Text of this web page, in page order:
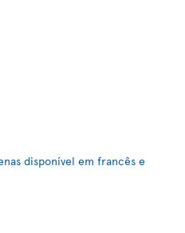
disponível em francês e